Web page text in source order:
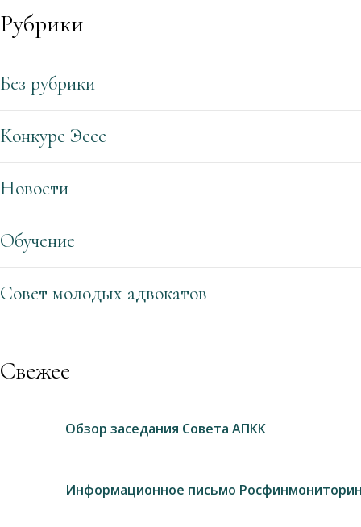
Рубрики
Без рубрики
Конкурс Эссе
Новости
Обучение
Совет молодых адвокатов
Свежее
Обзор заседания Совета АПКК
Информационное письмо